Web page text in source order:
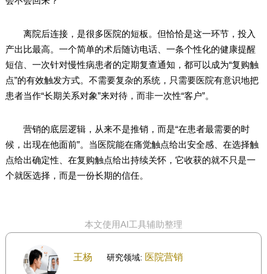
离院后连接，是很多医院的短板。但恰恰是这一环节，投入
产出比最高。一个简单的术后随访电话、一条个性化的健康提醒
短信、一次针对慢性病患者的定期复查通知，都可以成为“复购触
点”的有效触发方式。不需要复杂的系统，只需要医院有意识地把
患者当作“长期关系对象”来对待，而非一次性“客户”。
营销的底层逻辑，从来不是推销，而是“在患者最需要的时
候，出现在他面前”。当医院能在痛觉触点给出安全感、在选择触
点给出确定性、在复购触点给出持续关怀，它收获的就不只是一
个就医选择，而是一份长期的信任。
本文使用AI工具辅助整理
王杨 研究领域: 医院营销